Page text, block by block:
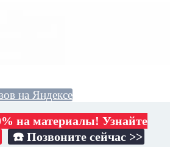
на Яндексе
на материалы! Узнайте
☎️ Позвоните сейчас >>